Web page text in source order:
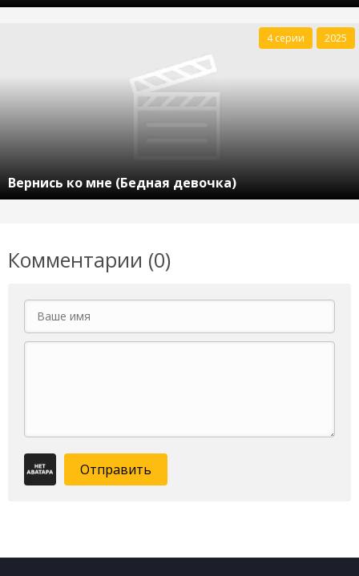
Вернись ко мне (Бедная девочка)
4 серии 2025
Комментарии (0)
Отправить